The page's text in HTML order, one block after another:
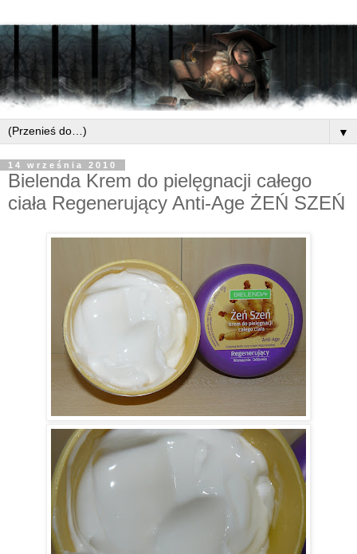
▼
14 września 2010
Bielenda Krem do pielęgnacji całego
ciała Regenerujący Anti-Age ŻEŃ SZEŃ